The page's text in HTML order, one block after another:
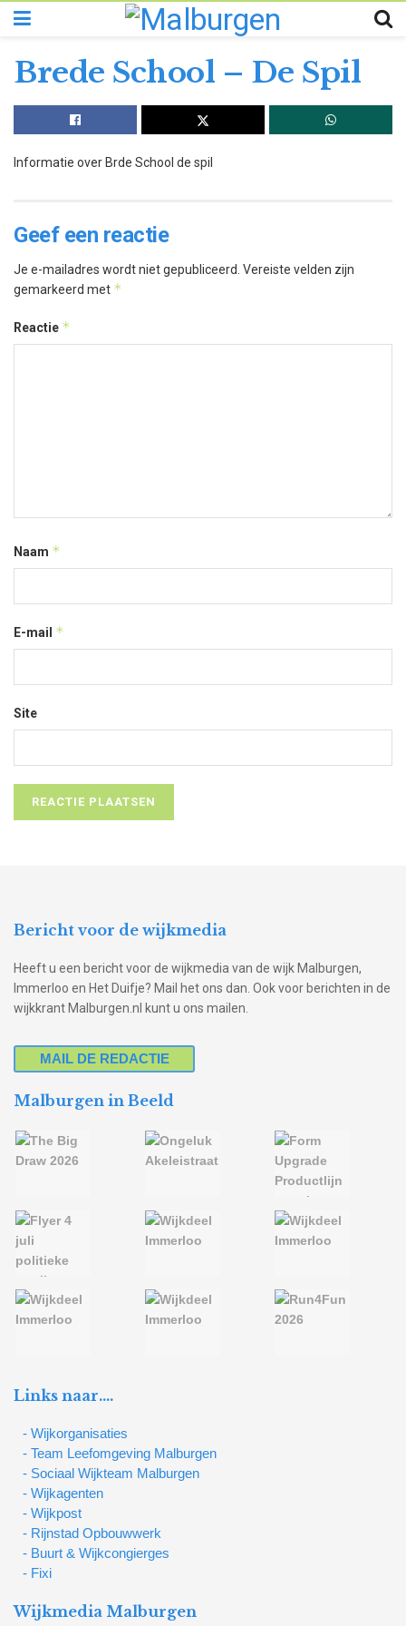
Brede School – De Spil
Informatie over Brde School de spil
Geef een reactie
Je e-mailadres wordt niet gepubliceerd. Vereiste velden zijn
gemarkeerd met *
Reactie *
Naam *
E-mail *
Site
Bericht voor de wijkmedia
Heeft u een bericht voor de wijkmedia van de wijk Malburgen,
Immerloo en Het Duifje? Mail het ons dan. Ook voor berichten in de
wijkkrant Malburgen.nl kunt u ons mailen.
MAIL DE REDACTIE
Malburgen in Beeld
Links naar….
- Wijkorganisaties
- Team Leefomgeving Malburgen
- Sociaal Wijkteam Malburgen
- Wijkagenten
- Wijkpost
- Rijnstad Opbouwwerk
- Buurt & Wijkcongierges
- Fixi
Wijkmedia Malburgen